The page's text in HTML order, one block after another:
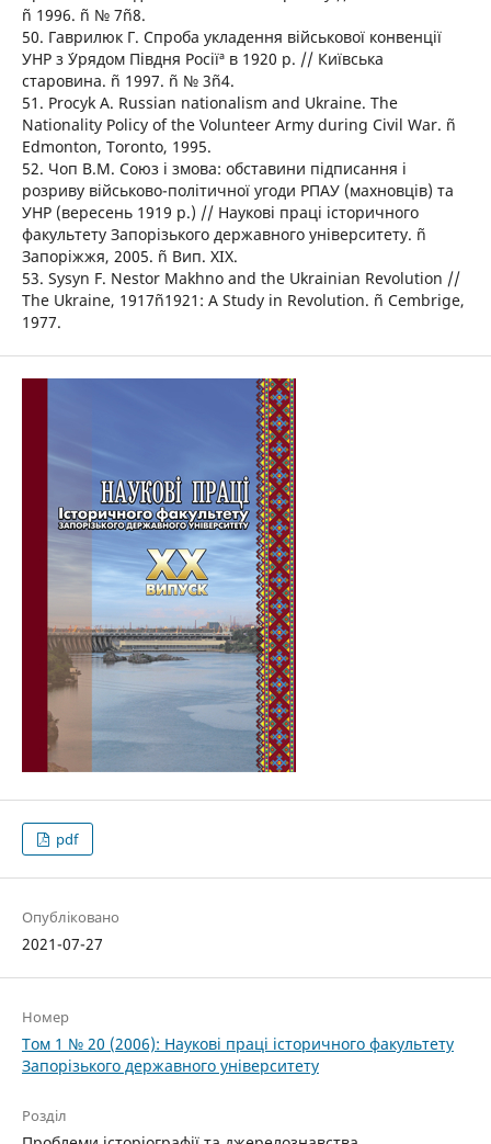
ñ 1996. ñ № 7ñ8.
50. Гаврилюк Г. Спроба укладення військової конвенції
УНР з ´Урядом Півдня Росіїª в 1920 р. // Київська
старовина. ñ 1997. ñ № 3ñ4.
51. Procyk A. Russian nationalism and Ukraine. The
Nationality Policy of the Volunteer Army during Civil War. ñ
Edmonton, Toronto, 1995.
52. Чоп В.М. Союз і змова: обставини підписання і
розриву військово-політичної угоди РПАУ (махновців) та
УНР (вересень 1919 р.) // Наукові праці історичного
факультету Запорізького державного університету. ñ
Запоріжжя, 2005. ñ Вип. ХІХ.
53. Sysyn F. Nestor Makhno and the Ukrainian Revolution //
The Ukraine, 1917ñ1921: A Study in Revolution. ñ Cembrige,
1977.
pdf
Опубліковано
2021-07-27
Номер
Том 1 № 20 (2006): Наукові праці історичного факультету
Запорізького державного університету
Розділ